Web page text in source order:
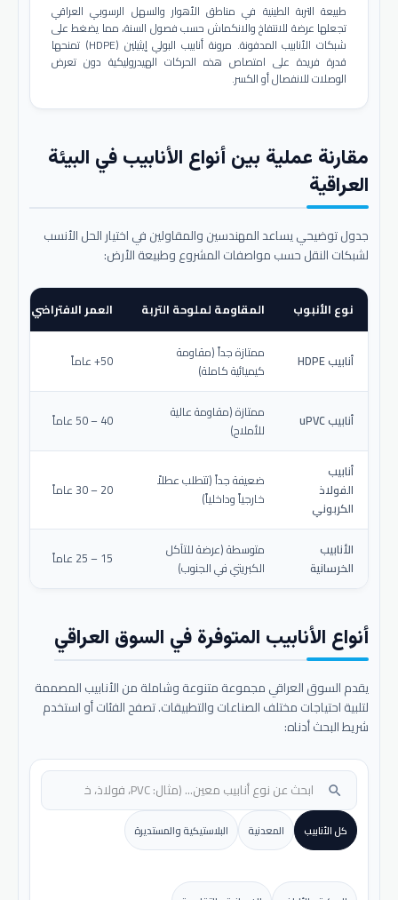
طبيعة التربة الطينية في مناطق الأهوار والسهل الرسوبي العراقي
تجعلها عرضة للانتفاخ والانكماش حسب فصول السنة، مما يضغط على
شبكات الأنابيب المدفونة. مرونة أنابيب البولي إيثيلين (HDPE) تمنحها
قدرة فريدة على امتصاص هذه الحركات الهيدروليكية دون تعرض
الوصلات للانفصال أو الكسر.
مقارنة عملية بين أنواع الأنابيب في البيئة
العراقية
جدول توضيحي يساعد المهندسين والمقاولين في اختيار الحل الأنسب
لشبكات النقل حسب مواصفات المشروع وطبيعة الأرض:
نوع الأنبوب المقاومة لملوحة التربة العمر الافتراضي
أنابيب HDPE
ممتازة جداً (مقاومة
كيميائية كاملة)
50+ عاماً
أنابيب uPVC
ممتازة (مقاومة عالية
للأملاح)
40 – 50 عاماً
أنابيب
الفولاذ
الكربوني
ضعيفة جداً (تتطلب عطلاً
خارجياً وداخلياً)
20 – 30 عاماً
الأنابيب
الخرسانية
متوسطة (عرضة للتآكل
الكبريتي في الجنوب)
15 – 25 عاماً
أنواع الأنابيب المتوفرة في السوق العراقي
يقدم السوق العراقي مجموعة متنوعة وشاملة من الأنابيب المصممة
لتلبية احتياجات مختلف الصناعات والتطبيقات. تصفح الفئات أو استخدم
شريط البحث أدناه:
search
كل الأنابيب المعدنية البلاستيكية والمستديرة